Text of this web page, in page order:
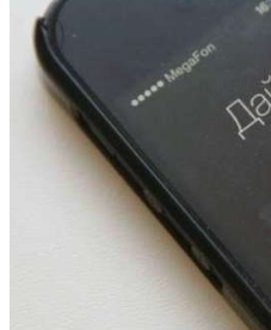
рейтинга: ВолгГТУ и
для химической
18:39
В Красноармейском
конкурс на ремонт
судоходный канал
Фестиваль #ТриЧетыре
11–13 сентября в